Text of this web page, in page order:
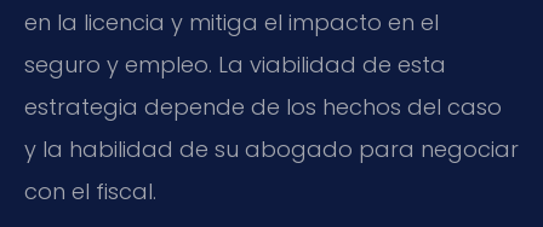
en la licencia y mitiga el impacto en el
seguro y empleo. La viabilidad de esta
estrategia depende de los hechos del caso
y la habilidad de su abogado para negociar
con el fiscal.